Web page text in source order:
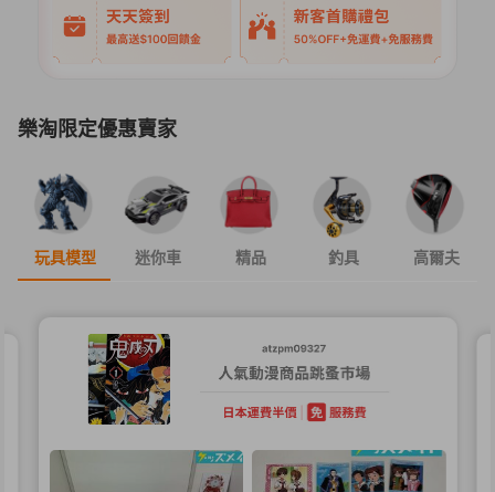
樂淘限定優惠賣家
玩具模型 迷你車 精品 釣具 高爾夫